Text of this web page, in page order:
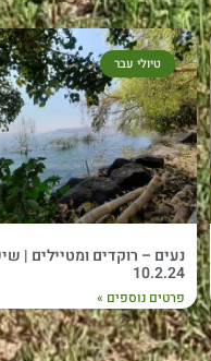
טיולי עבר
10.2.24
פרטים נוספים »